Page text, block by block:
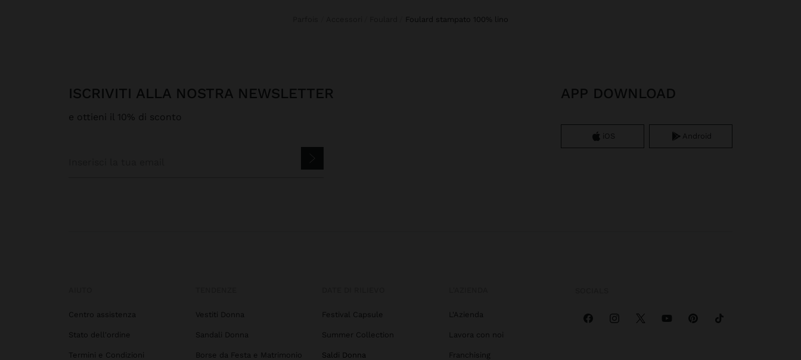
foulard stampato 100% lino
ISCRIVITI ALLA NOSTRA NEWSLETTER
e ottieni il 10% di sconto
APP DOWNLOAD
iOS Android
Centro assistenza
Stato dell'ordine
Termini e Condizioni
Vestiti Donna
Sandali Donna
Borse da Festa e Matrimonio
Festival Capsule
Summer Collection
Saldi Donna
L'Azienda
Lavora con noi
Franchising